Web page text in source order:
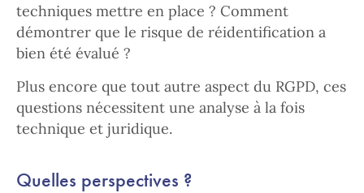
techniques mettre en place ? Comment
démontrer que le risque de réidentification a
bien été évalué ?
Plus encore que tout autre aspect du RGPD, ces
questions nécessitent une analyse à la fois
technique et juridique.
Quelles perspectives ?